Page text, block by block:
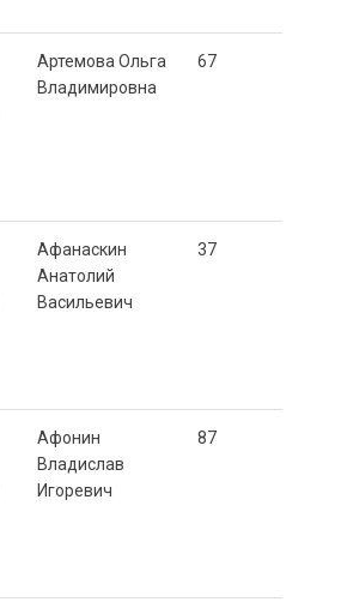
Артемова Ольга
Владимировна
67
Афанаскин
Анатолий
Васильевич
37
Афонин
Владислав
Игоревич
87